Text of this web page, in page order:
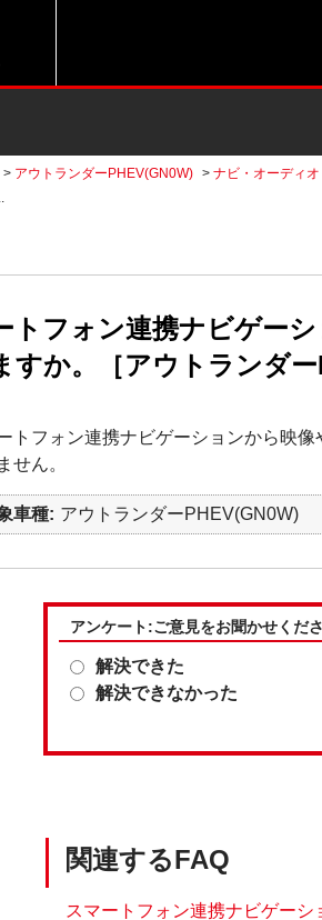
> アウトランダーPHEV(GN0W) > ナビ・オーディオ
トフォン連携ナビゲー
すか。［アウトランダー
トフォン連携ナビゲーションから映
せん。
車種 アウトランダーPHEV(GN0W)
アンケート:ご意見をお聞かせくだ
解決できた
解決できなかった
関連するFAQ
スマートフォン連携ナビゲー